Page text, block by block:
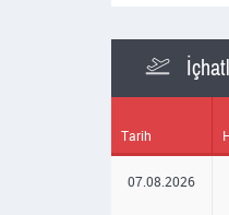
Tarih
07.08.2026